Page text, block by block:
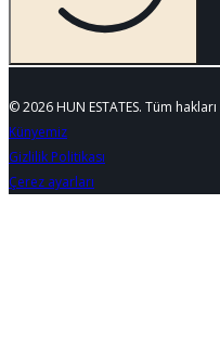
© 2026 HUN ESTATES. Tüm hakları
Künyemiz
Gizlilik Politikası
Çerez ayarları